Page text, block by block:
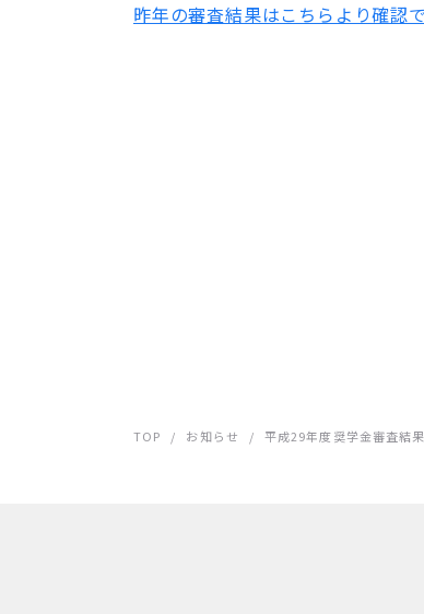
昨年の審査結果はこちらより確認で
TOP / お知らせ / 平成29年度奨学金審査結